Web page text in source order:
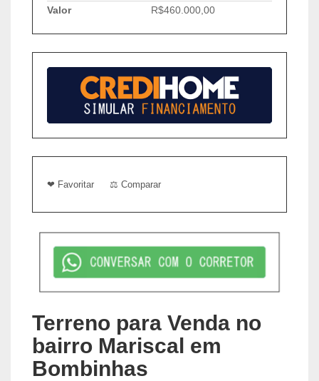
Valor
R$460.000,00
❤ Favoritar ⚖ Comparar
Terreno para Venda no
bairro Mariscal em
Bombinhas